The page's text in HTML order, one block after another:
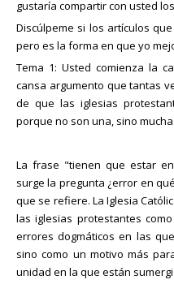
gustaría compartir con usted
Discúlpeme si los artículos
pero es la forma en que yo
Tema 1: Usted comienza la
cansa argumento que tantas
de que las iglesias
porque no son una, sino
La frase "tienen que estar
surge la pregunta ¿error en
que se refiere. La Iglesia
las iglesias protestantes
errores dogmáticos en las
sino como un motivo más
unidad en la que están